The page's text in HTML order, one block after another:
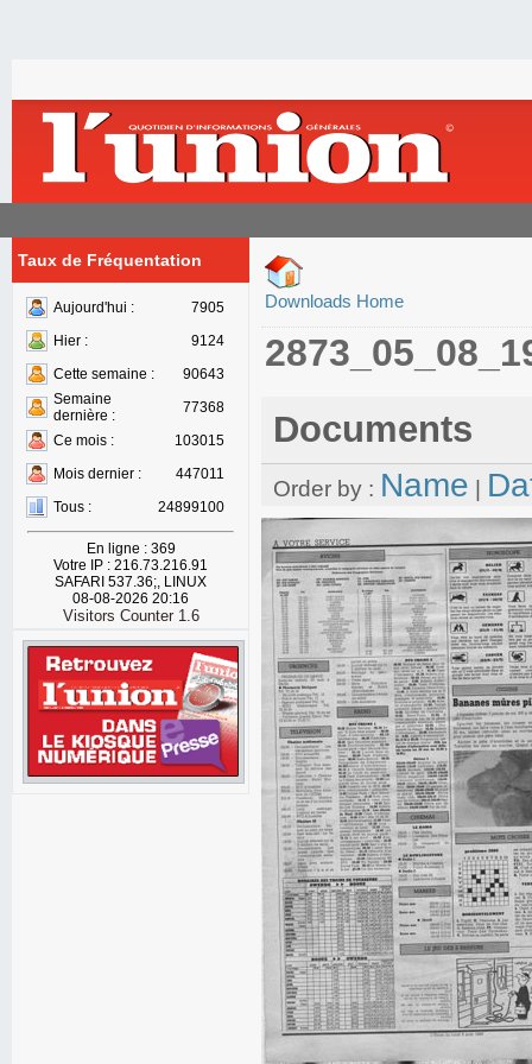
Taux de Fréquentation
Aujourd'hui :
7905
Hier :
9124
Cette semaine :
90643
Semaine
dernière :
77368
Ce mois :
103015
Mois dernier :
447011
Tous :
24899100
En ligne : 369
Votre IP : 216.73.216.91
SAFARI 537.36;, LINUX
08-08-2026 20:16
Visitors Counter 1.6
Downloads Home
Documents
Order by : Name